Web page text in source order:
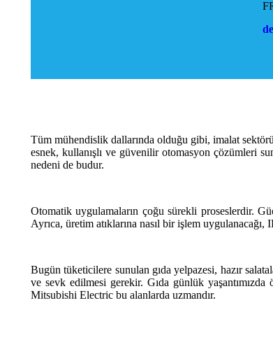
Tüm mühendislik dallarında olduğu gibi, imalat
esnek, kullanışlı ve güvenilir otomasyon çözümleri
nedeni de budur.
Otomatik uygulamaların çoğu sürekli proseslerdir.
Ayrıca, üretim atıklarına nasıl bir işlem
Bugün tüketicilere sunulan gıda yelpazesi, hazır
ve sevk edilmesi gerekir. Gıda günlük
Mitsubishi Electric bu alanlarda uzmandır.